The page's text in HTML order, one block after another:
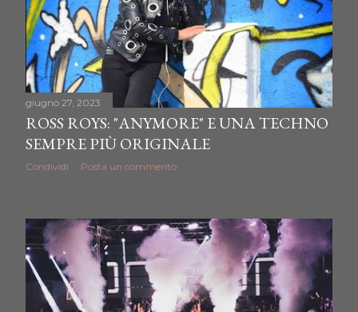
giugno 27, 2023
ROSS ROYS: "ANYMORE" E UNA TECHNO
SEMPRE PIÙ ORIGINALE
Condividi Posta un commento